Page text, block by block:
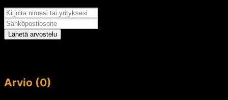
Lähetä arvostelu
Arvio (0)